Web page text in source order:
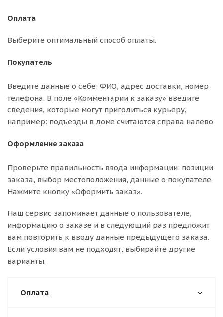
Оплата
Выберите оптимальный способ оплаты.
Покупатель
Введите данные о себе: ФИО, адрес доставки, номер
телефона. В поле «Комментарии к заказу» введите
сведения, которые могут пригодиться курьеру,
например: подъезды в доме считаются справа налево.
Оформление заказа
Проверьте правильность ввода информации: позиции
заказа, выбор местоположения, данные о покупателе.
Нажмите кнопку «Оформить заказ».
Наш сервис запоминает данные о пользователе,
информацию о заказе и в следующий раз предложит
вам повторить к вводу данные предыдущего заказа.
Если условия вам не подходят, выбирайте другие
варианты.
Оплата